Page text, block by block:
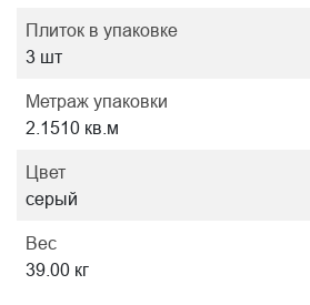
Плиток в упаковке
3 шт
Метраж упаковки
2.1510 кв.м
Цвет
серый
Вес
39.00 кг